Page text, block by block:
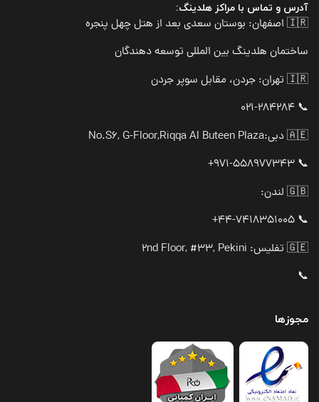
آدرس و تماس با مراکز هلدینگ:
🇮🇷 اصفهان: بوستان سعدی بعد از هتل چهل پنجره
ساختمان هلدینگ بین المللی توسعه دهندگان
🇮🇷 تهران: جردن، مقابل سوپر جردن
📞 021-284284
🇦🇪 دبی:
No.S6, G-Floor,Riqqa Al Buteen Plaza
📞 971-558977343+
🇬🇧 لندن:
📞 44-7418351005+
🇬🇪 تفلیس: 2nd Floor, #33, Pekini
📞
مجوزها